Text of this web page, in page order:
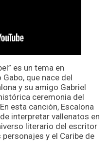
es un tema en
que nace del
y su amigo Gabriel
ceremonia del
esta canción, Escalona
interpretar vallenatos en
literario del escritor
y el Caribe de